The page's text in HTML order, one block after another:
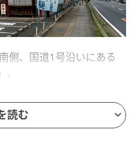
側、国道1号沿いにある
営のフラッグシップ的な
。接客のモデル店でもあ
読む